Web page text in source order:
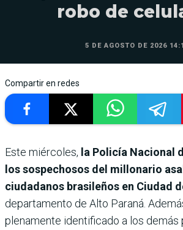
robo de
5 DE AGOSTO DE 2026
Compartir en redes
Este miércoles, la Policía Nacional
los sospechosos del millonario
ciudadanos brasileños en Ciudad
departamento de Alto Paraná.
plenamente identificado a los demás